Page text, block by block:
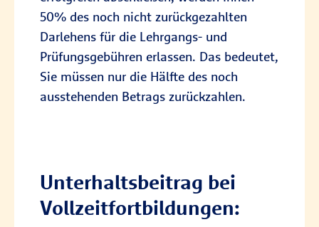
50% des noch nicht zurückgezahlten
Darlehens für die Lehrgangs- und
Prüfungsgebühren erlassen. Das bedeutet,
Sie müssen nur die Hälfte des noch
ausstehenden Betrags zurückzahlen.
Unterhaltsbeitrag bei
Vollzeitfortbildungen: